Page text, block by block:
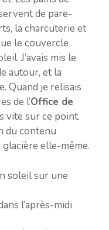
de pare-
la charcuterie et
le couvercle
J’avais mis le
autour, et la
Quand je relisais
de l’Office de
vite sur ce point.
du contenu
elle-même.
soleil sur une
l’après-midi